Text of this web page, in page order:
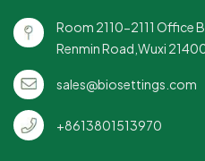
Room 2110-2111 Office
Renmin Road,Wuxi
sales@biosettings.com
+8613801513970